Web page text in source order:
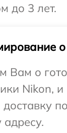
до 3 лет.
о
Вам о
Nikon,
по